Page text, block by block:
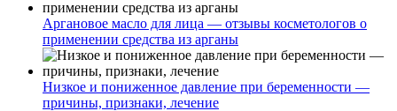
Аргановое масло для лица — отзывы косметологов о
применении средства из арганы
Низкое и пониженное давление при беременности —
причины, признаки, лечение